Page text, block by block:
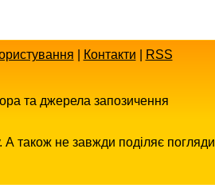
Контакти RSS
та джерела запозичення
А також не завжди поділяє погляди